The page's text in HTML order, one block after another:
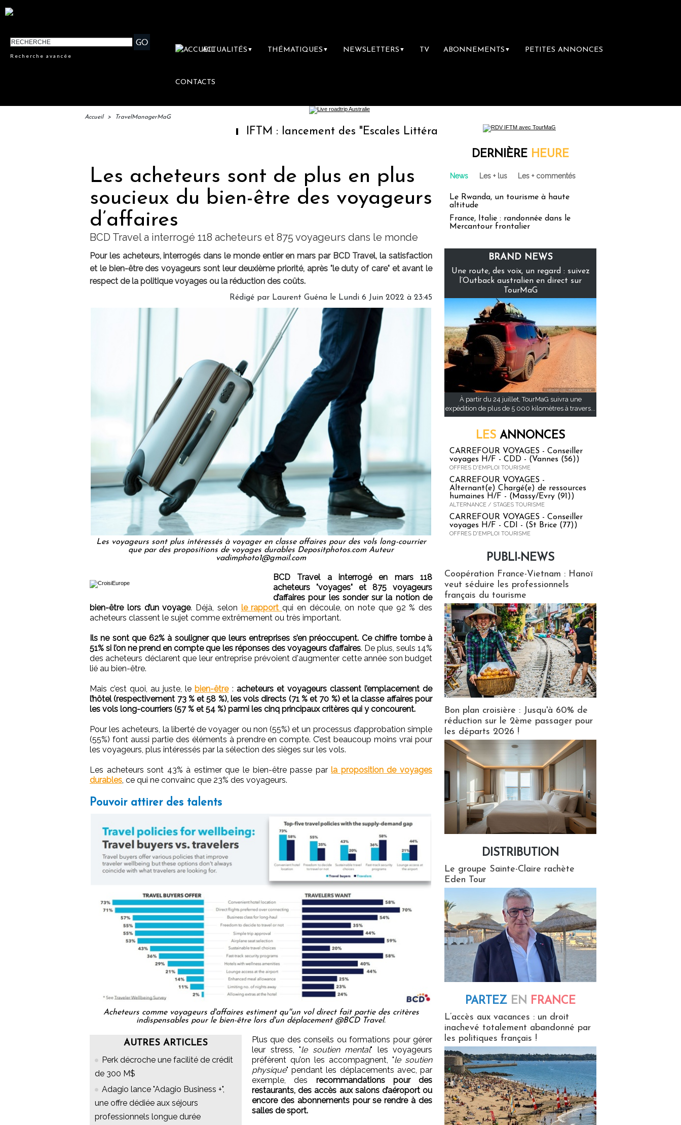
Recherche avancée
ACTUALITÉS ▼ THÉMATIQUES ▼ NEWSLETTERS ▼ TV ABONNEMENTS ▼ PETITES ANNONCES
CONTACTS
Accueil > TravelManagerMaG
IFTM : lancement des "Escales Littéraires", la première librairie du voyage
Les acheteurs sont de plus en plus
soucieux du bien-être des voyageurs
d’affaires
BCD Travel a interrogé 118 acheteurs et 875 voyageurs dans le monde
Pour les acheteurs, interrogés dans le monde entier en mars par BCD Travel, la satisfaction
et le bien-être des voyageurs sont leur deuxième priorité, après "le duty of care" et avant le
respect de la politique voyages ou la réduction des coûts.
Rédigé par Laurent Guéna le Lundi 6 Juin 2022 à 23:45
Les voyageurs sont plus intéressés à voyager en classe affaires pour des vols long-courrier
que par des propositions de voyages durables Depositphotos.com Auteur
vadimphoto1@gmail.com
BCD Travel a interrogé en mars 118
acheteurs "voyages" et 875 voyageurs
d’affaires pour les sonder sur la notion de
bien-être lors d’un voyage. Déjà, selon le rapport qui en découle, on note que 92 % des
acheteurs classent le sujet comme extrêmement ou très important.
Ils ne sont que 62% à souligner que leurs entreprises s’en préoccupent. Ce chiffre tombe à
51% si l’on ne prend en compte que les réponses des voyageurs d’affaires. De plus, seuls 14%
des acheteurs déclarent que leur entreprise prévoient d'augmenter cette année son budget
lié au bien-être.
Mais c’est quoi, au juste, le bien-être: acheteurs et voyageurs classent l’emplacement de
l’hôtel (respectivement 73 % et 58 %), les vols directs (71 % et 70 %) et la classe affaires pour
les vols long-courriers (57 % et 54 %) parmi les cinq principaux critères qui y concourent.
Pour les acheteurs, la liberté de voyager ou non (55%) et un processus d’approbation simple
(55%) font aussi partie des éléments à prendre en compte. C’est beaucoup moins vrai pour
les voyageurs, plus intéressés par la sélection des sièges sur les vols.
Les acheteurs sont 43% à estimer que le bien-être passe par la proposition de voyages
durables , ce qui ne convainc que 23% des voyageurs.
Pouvoir attirer des talents
Acheteurs comme voyageurs d'affaires estiment qu''un vol direct fait partie des critères
indispensables pour le bien-être lors d'un déplacement @BCD Travel.
AUTRES ARTICLES
Perk décroche une facilité de crédit
de 300 M$
Adagio lance "Adagio Business +",
une offre dédiée aux séjours
professionnels longue durée
Plus que des conseils ou formations pour gérer
leur stress, "le soutien mental" les voyageurs
préfèrent qu’on les accompagnent, "le soutien
physique" pendant les déplacements avec, par
exemple, des recommandations pour des
restaurants, des accès aux salons d’aéroport ou
encore des abonnements pour se rendre à des
salles de sport.
DERNIÈRE HEURE
News Les + lus Les + commentés
Le Rwanda, un tourisme à haute
altitude
France, Italie : randonnée dans le
Mercantour frontalier
BRAND NEWS
Une route, des voix, un regard : suivez
l’Outback australien en direct sur
TourMaG
À partir du 24 juillet, TourMaG suivra une
expédition de plus de 5 000 kilomètres à travers...
LES ANNONCES
CARREFOUR VOYAGES - Conseiller
voyages H/F - CDD - (Vannes (56))
OFFRES D'EMPLOI TOURISME
CARREFOUR VOYAGES -
Alternant(e) Chargé(e) de ressources
humaines H/F - (Massy/Evry (91))
ALTERNANCE / STAGES TOURISME
CARREFOUR VOYAGES - Conseiller
voyages H/F - CDI - (St Brice (77))
OFFRES D'EMPLOI TOURISME
PUBLI-NEWS
Coopération France-Vietnam : Hanoï
veut séduire les professionnels
français du tourisme
Bon plan croisière : Jusqu'à 60% de
réduction sur le 2ème passager pour
les départs 2026 !
DISTRIBUTION
Le groupe Sainte-Claire rachète
Eden Tour
PARTEZ EN FRANCE
L’accès aux vacances : un droit
inachevé totalement abandonné par
les politiques français !